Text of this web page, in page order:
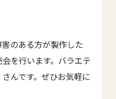
のある方が製作した
会を行います。バラエテ
んです。ぜひお気軽に